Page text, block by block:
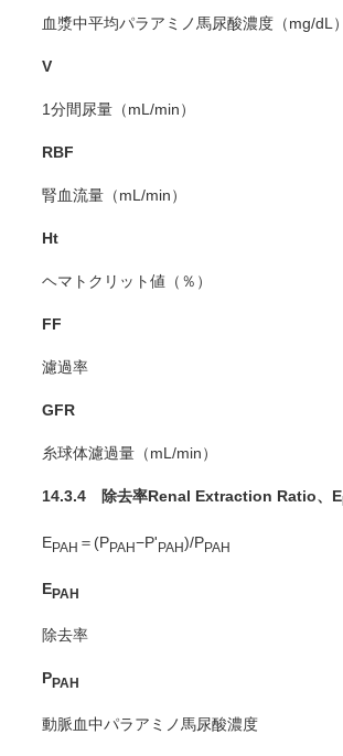
血漿中平均パラアミノ馬尿酸濃度（mg/dL）
V
1分間尿量（mL/min）
RBF
腎血流量（mL/min）
Ht
ヘマトクリット値（％）
FF
濾過率
GFR
糸球体濾過量（mL/min）
14.3.4 除去率Renal Extraction Ratio、E
EPAH ＝(PPAH−P' PAH)/PPAH
EPAH
除去率
PPAH
動脈血中パラアミノ馬尿酸濃度